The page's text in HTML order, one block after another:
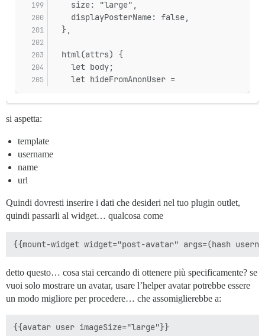
    size: "large",
    displayPosterName: false,
  },
  html(attrs) {
    let body;
    let hideFromAnonUser =
si aspetta:
template
username
name
url
Quindi dovresti inserire i dati che desideri nel tuo plugin outlet,
quindi passarli al widget… qualcosa come
detto questo… cosa stai cercando di ottenere più specificamente? se
vuoi solo mostrare un avatar, usare l’helper avatar potrebbe essere
un modo migliore per procedere… che assomiglierebbe a: